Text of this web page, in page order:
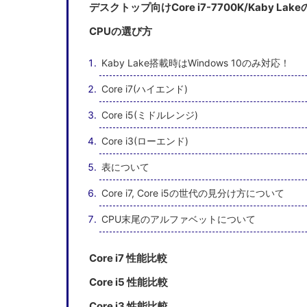
デスクトップ向けCore i7-7700K/Kaby Lake
CPUの選び方
Kaby Lake搭載時はWindows 10のみ対応！
Core i7(ハイエンド)
Core i5(ミドルレンジ)
Core i3(ローエンド)
表について
Core i7, Core i5の世代の見分け方について
CPU末尾のアルファベットについて
Core i7 性能比較
Core i5 性能比較